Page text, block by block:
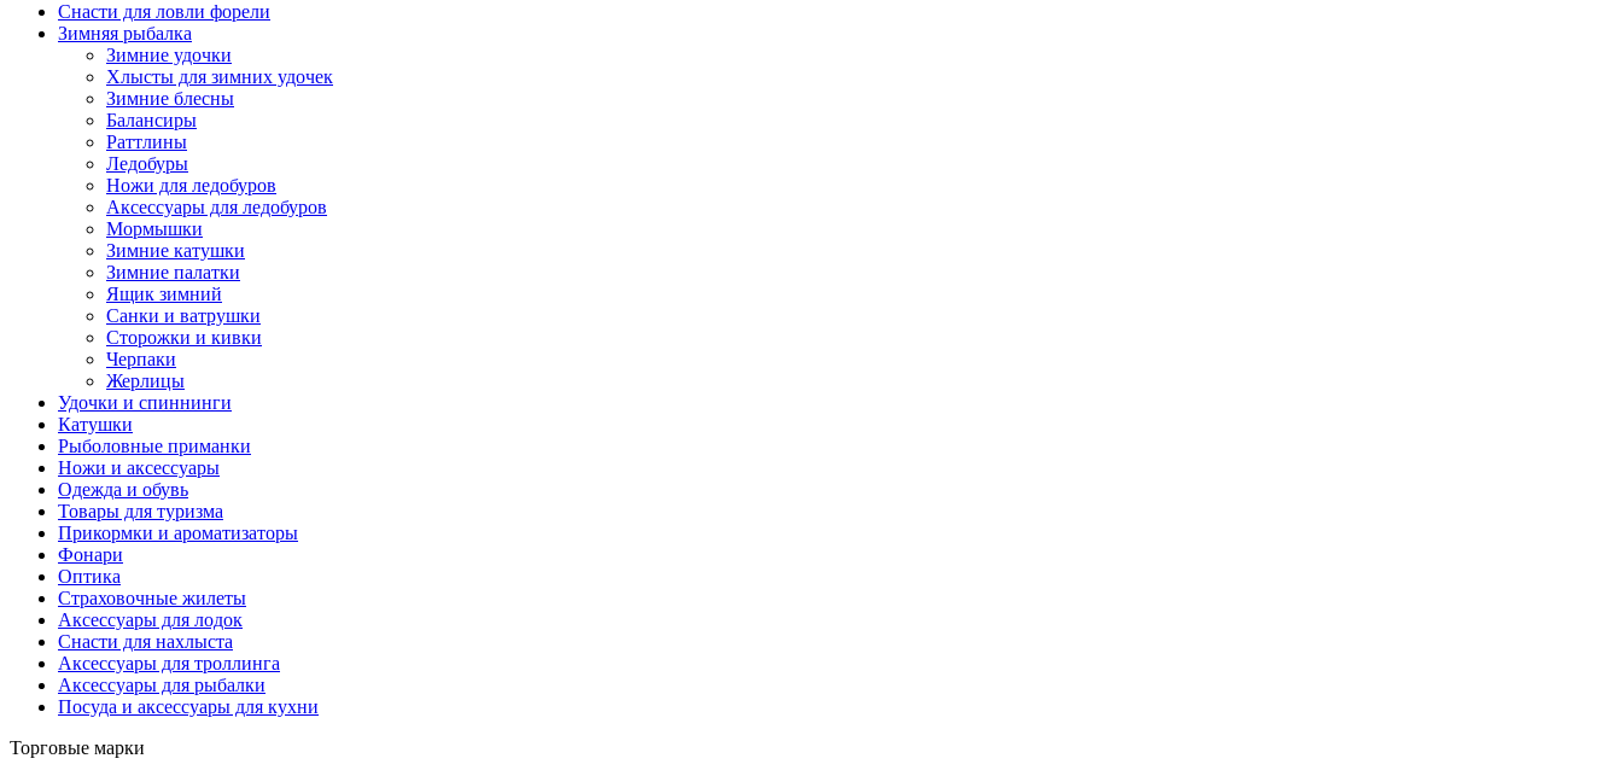
Снасти для ловли форели
Зимняя рыбалка
Зимние удочки
Хлысты для зимних удочек
Зимние блесны
Балансиры
Раттлины
Ледобуры
Ножи для ледобуров
Аксессуары для ледобуров
Мормышки
Зимние катушки
Зимние палатки
Ящик зимний
Санки и ватрушки
Сторожки и кивки
Черпаки
Жерлицы
Удочки и спиннинги
Катушки
Рыболовные приманки
Ножи и аксессуары
Одежда и обувь
Товары для туризма
Прикормки и ароматизаторы
Фонари
Оптика
Страховочные жилеты
Аксессуары для лодок
Снасти для нахлыста
Аксессуары для троллинга
Аксессуары для рыбалки
Посуда и аксессуары для кухни
Торговые марки